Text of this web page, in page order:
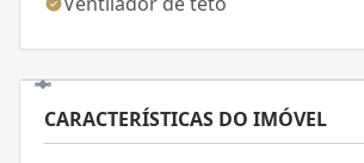
CARACTERÍSTICAS DO IMÓVEL